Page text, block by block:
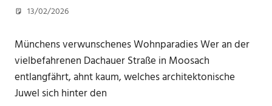
13/02/2026
Münchens verwunschenes Wohnparadies Wer an der
vielbefahrenen Dachauer Straße in Moosach
entlangfährt, ahnt kaum, welches architektonische
Juwel sich hinter den